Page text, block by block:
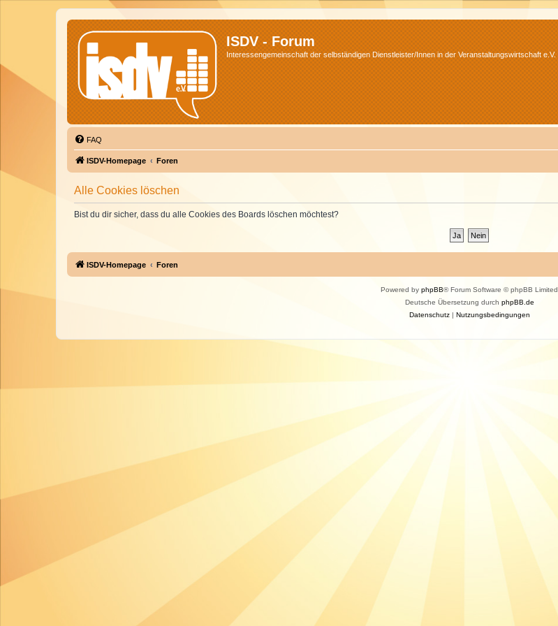
ISDV - Forum
Interessengemeinschaft der selbständigen Dienstleister/Innen in der Veranstaltungswirtschaft e.V.
FAQ
ISDV-Homepage Foren
Alle Cookies löschen
Bist du dir sicher, dass du alle Cookies des Boards löschen möchtest?
ISDV-Homepage Foren
Powered by phpBB® Forum Software © phpBB Limited
Deutsche Übersetzung durch phpBB.de
Datenschutz| Nutzungsbedingungen